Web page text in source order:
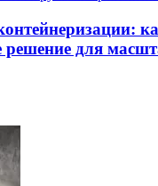
решение для